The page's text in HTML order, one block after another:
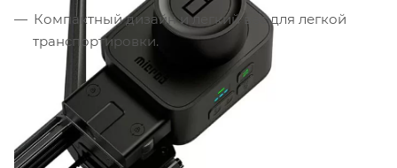
Компактный дизайн и легкий вес для легкой
транспортировки.